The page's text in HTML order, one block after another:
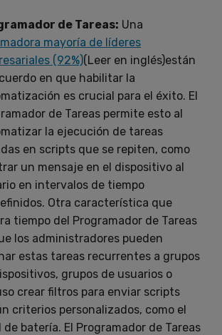
de Tareas: Una
mayoría de líderes
(92%)(Leer en inglés)están
en que habilitar la
es crucial para el éxito. El
de Tareas permite esto al
la ejecución de tareas
en scripts que se repiten, como
un mensaje en el dispositivo al
en intervalos de tiempo
Otra característica que
tiempo del Programador de Tareas
los administradores pueden
estas tareas recurrentes a grupos
grupos de usuarios o
crear filtros para enviar scripts
criterios personalizados, como el
de batería. El Programador de Tareas